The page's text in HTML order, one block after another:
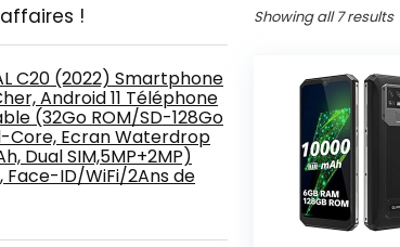
!
C20 (2022) Smartphone
Android 11 Téléphone
(32Go ROM/SD-128Go
Core, Ecran Waterdrop
Dual SIM,5MP+2MP)
Face-ID/WiFi/2Ans de
Showing all 7 results